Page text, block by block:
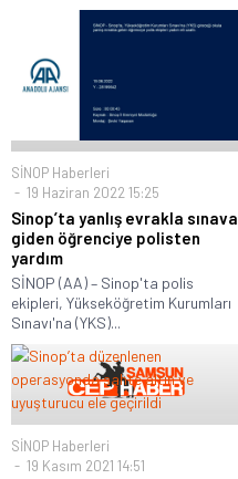
SİNOP Haberleri
19 Haziran 2022 15:25
Sinop’ta yanlış evrakla sınava
giden öğrenciye polisten
yardım
SİNOP (AA) – Sinop'ta polis
ekipleri, Yükseköğretim Kurumları
Sınavı'na (YKS)...
SİNOP Haberleri
19 Kasım 2021 14:51